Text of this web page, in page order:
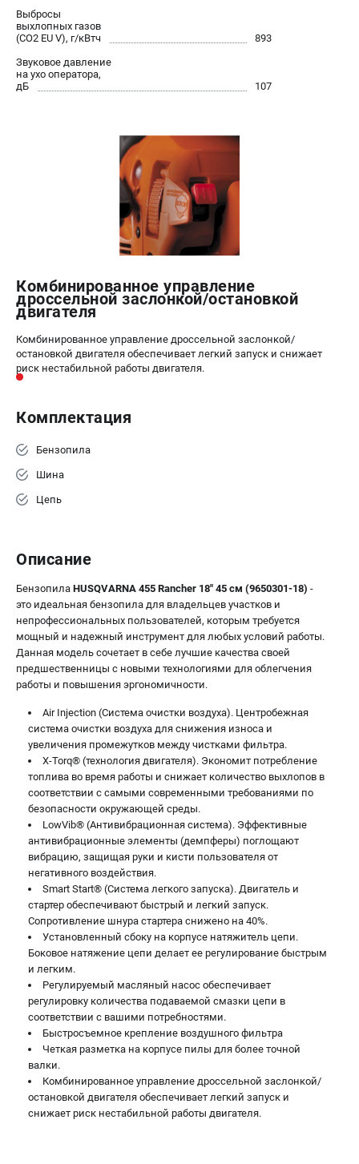
Глоссарий терминов
ТЕЛЕФОН (САНКТ-ПЕТЕРБУРГ)
Информация размещённая на сайте не является публичной
8 (800) 550-70-46
Режим работы колл-центра:
пн-пт - с 9:00 до 18:00
сб - с 10:00 до 16:00
вс - выходной
ЗАКАЗ ЗАПЧАСТЕЙ
+7 (8112) 59-10-67
zakaz@hustorg.ru
Выбросы
выхлопных газов
(CO2 EU V), г/кВтч
893
Звуковое давление
на ухо оператора,
дБ
107
Комбинированное управление
дроссельной заслонкой/остановкой
двигателя
Комбинированное управление дроссельной заслонкой/
остановкой двигателя обеспечивает легкий запуск и снижает
риск нестабильной работы двигателя.
Комплектация
Бензопила
Шина
Цепь
Описание
Бензопила HUSQVARNA 455 Rancher 18" 45 см (9650301‑18) -
это идеальная бензопила для владельцев участков и
непрофессиональных пользователей, которым требуется
мощный и надежный инструмент для любых условий работы.
Данная модель сочетает в себе лучшие качества своей
предшественницы с новыми технологиями для облегчения
работы и повышения эргономичности.
Air Injection (Система очистки воздуха). Центробежная
система очистки воздуха для снижения износа и
увеличения промежутков между чистками фильтра.
X-Torq® (технология двигателя). Экономит потребление
топлива во время работы и снижает количество выхлопов в
соответствии с самыми современными требованиями по
безопасности окружающей среды.
LowVib® (Антивибрационная система). Эффективные
антивибрационные элементы (демпферы) поглощают
вибрацию, защищая руки и кисти пользователя от
негативного воздействия.
Smart Start® (Система легкого запуска). Двигатель и
стартер обеспечивают быстрый и легкий запуск.
Сопротивление шнура стартера снижено на 40%.
Установленный сбоку на корпусе натяжитель цепи.
Боковое натяжение цепи делает ее регулирование быстрым
и легким.
Регулируемый масляный насос обеспечивает
регулировку количества подаваемой смазки цепи в
соответствии с вашими потребностями.
Быстросъемное крепление воздушного фильтра
Четкая разметка на корпусе пилы для более точной
валки.
Комбинированное управление дроссельной заслонкой/
остановкой двигателя обеспечивает легкий запуск и
снижает риск нестабильной работы двигателя.